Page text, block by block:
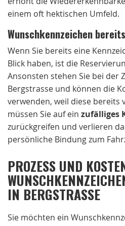
einem oft hektischen Umfeld.
Wunschkennzeichen
Wenn Sie bereits eine
Blick haben, ist die
Ansonsten stehen Sie bei der
Bergstrasse und können die
verwenden, weil diese bereits
müssen Sie auf ein zufälliges
zurückgreifen und verlieren
persönliche Bindung zum
PROZESS UND
IN BERGSTRASSE
Sie möchten ein